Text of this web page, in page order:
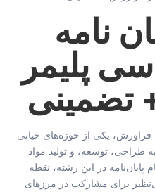
نامه
پلیمر
تضمینی
یکی از حوزه‌های حیاتی
توسعه، و تولید مواد
پایان‌نامه در این رشته، نقطه
برای مشارکت در مرزهای